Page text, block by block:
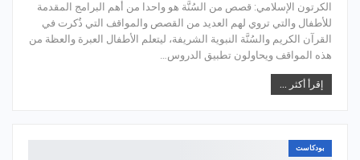
الكرتون الإسلامي: قصص من السُنَّة هو واحدا من أهم البرامج المقدمة
للأطفال والتي تروي لهم العديد من القصص والمواقف التي ذُكرت في
القرآن الكريم والسُنَّة النبوية الشريفة، ليتعلم الأطفال العبرة والعظة من
هذه المواقف ويحاولون تطبيق الدروس…
إقرأ أكثر ...
بودكاست